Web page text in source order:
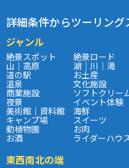
詳細条件からツーリン
ジャンル
絶景スポット 絶景ロード
山｜高原 湖｜川｜滝
道の駅 お土産
温泉 文化施設
商業施設 ソフトクリー
夜景 イベント体験
美術館｜資料館 海鮮
キャンプ場 スイーツ
動植物園 お肉
お酒 ライダーハウ
東西南北の端